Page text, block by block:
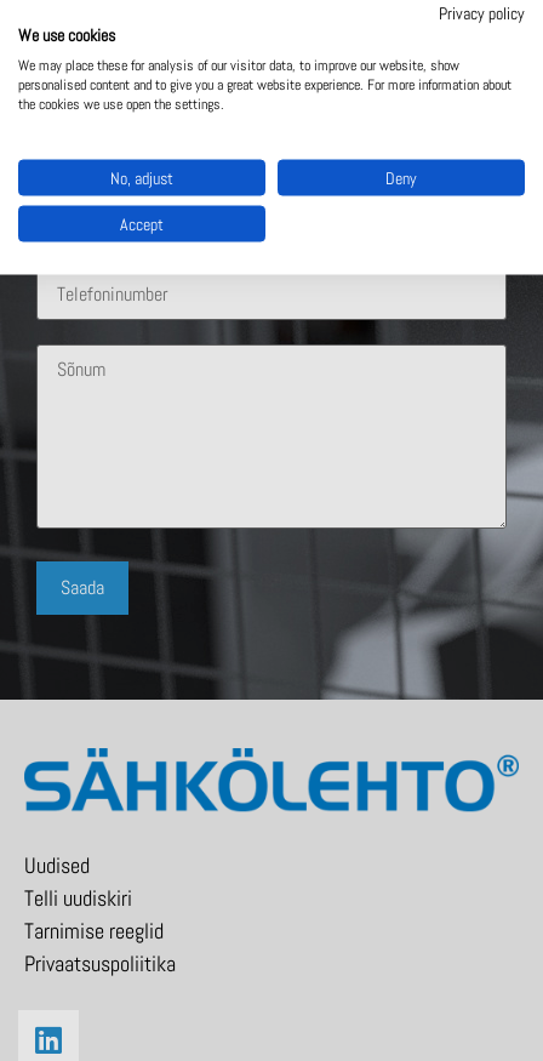
Uudised
Telli uudiskiri
Tarnimise reeglid
Privaatsuspoliitika
Privacy policy
We use cookies
We may place these for analysis of our visitor data, to improve our website, show
personalised content and to give you a great website experience. For more information about
the cookies we use open the settings.
No, adjust Deny
Accept